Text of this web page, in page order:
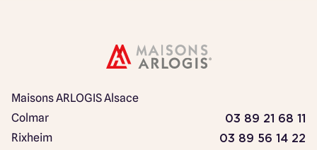
Maisons ARLOGIS Alsace
Colmar
03 89 21 68 11
Rixheim 03 89 56 14 22